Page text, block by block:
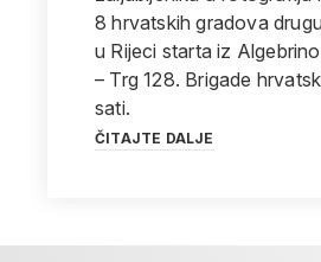
8 hrvatskih gradova
u Rijeci starta iz
– Trg 128. Brigade
sati.
ČITAJTE DALJE